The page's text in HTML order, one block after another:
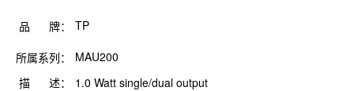
品 牌： TP
所属系列：
MAU200
描 述：
1.0 Watt single/dual output